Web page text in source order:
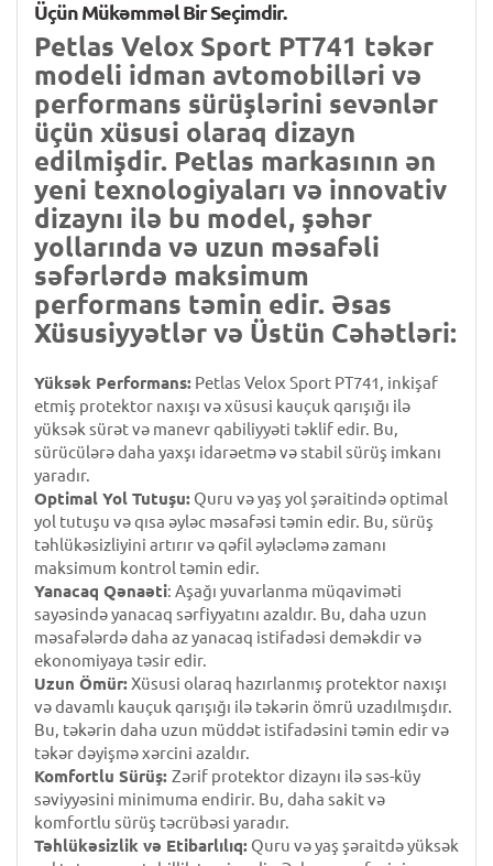
Üçün Mükəmməl Bir Seçimdir.
Petlas Velox Sport PT741 təkər
modeli idman avtomobilləri və
performans sürüşlərini sevənlər
üçün xüsusi olaraq dizayn
edilmişdir. Petlas markasının ən
yeni texnologiyaları və innovativ
dizaynı ilə bu model, şəhər
yollarında və uzun məsafəli
səfərlərdə maksimum
performans təmin edir. Əsas
Xüsusiyyətlər və Üstün Cəhətləri:
Yüksək Performans: Petlas Velox Sport PT741, inkişaf
etmiş protektor naxışı və xüsusi kauçuk qarışığı ilə
yüksək sürət və manevr qabiliyyəti təklif edir. Bu,
sürücülərə daha yaxşı idarəetmə və stabil sürüş imkanı
yaradır.
Optimal Yol Tutuşu: Quru və yaş yol şəraitində optimal
yol tutuşu və qısa əyləc məsafəsi təmin edir. Bu, sürüş
təhlükəsizliyini artırır və qəfil əyləcləmə zamanı
maksimum kontrol təmin edir.
Yanacaq Qənaəti: Aşağı yuvarlanma müqaviməti
sayəsində yanacaq sərfiyyatını azaldır. Bu, daha uzun
məsafələrdə daha az yanacaq istifadəsi deməkdir və
ekonomiyaya təsir edir.
Uzun Ömür:Xüsusi olaraq hazırlanmış protektor naxışı
və davamlı kauçuk qarışığı ilə təkərin ömrü uzadılmışdır.
Bu, təkərin daha uzun müddət istifadəsini təmin edir və
təkər dəyişmə xərcini azaldır.
Komfortlu Sürüş: Zərif protektor dizaynı ilə səs-küy
səviyyəsini minimuma endirir. Bu, daha sakit və
komfortlu sürüş təcrübəsi yaradır.
Təhlükəsizlik və Etibarlılıq: Quru və yaş şəraitdə yüksək